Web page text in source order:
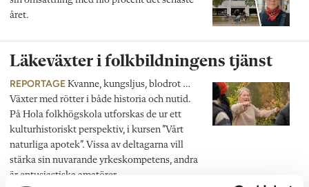
året.
Läkeväxter i folkbildningens tjänst
REPORTAGE Kvanne, kungsljus, blodrot …
Växter med rötter i både historia och nutid.
På Hola folkhögskola utforskas de ur ett
kulturhistoriskt perspektiv, i kursen ”Vårt
naturliga apotek”. Vissa av deltagarna vill
stärka sin nuvarande yrkeskompetens, andra
är entusiastiska amatörer.